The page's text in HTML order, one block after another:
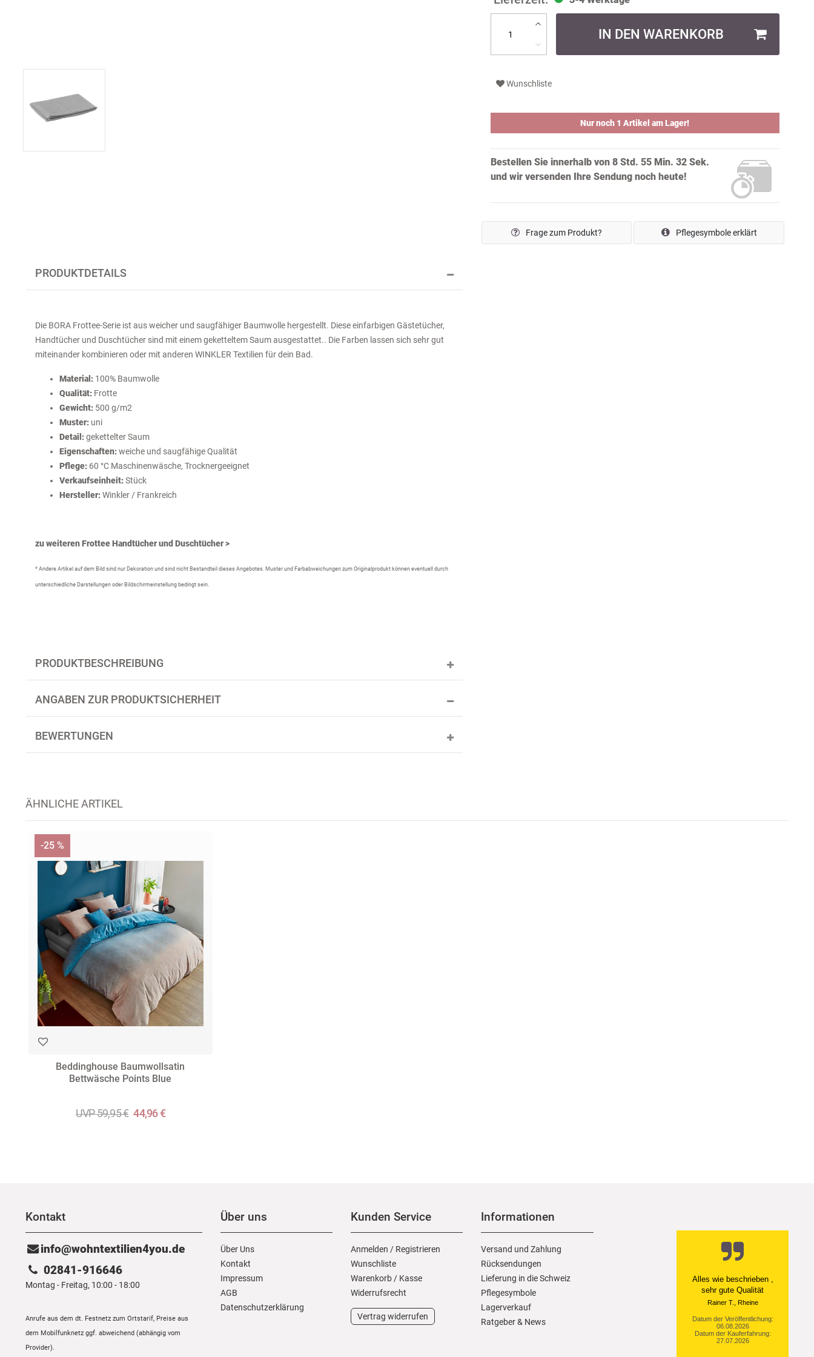
IN DEN WARENKORB
Wunschliste
Nur noch 1 Artikel am Lager!
Bestellen Sie innerhalb von 8 Std. 55 Min. 31 Sek.
und wir versenden Ihre Sendung noch heute!
Frage zum Produkt? Pflegesymbole erklärt
PRODUKTDETAILS
Die BORA Frottee-Serie ist aus weicher und saugfähiger Baumwolle hergestellt. Diese einfarbigen Gästetücher,
Handtücher und Duschtücher sind mit einem geketteltem Saum ausgestattet.. Die Farben lassen sich sehr gut
miteinander kombinieren oder mit anderen WINKLER Textilien für dein Bad.
Material:100% Baumwolle
Qualität:Frotte
Gewicht:500 g/m2
Muster:uni
Detail:gekettelter Saum
Eigenschaften:weiche und saugfähige Qualität
Pflege:60 °C Maschinenwäsche, Trocknergeeignet
Verkaufseinheit:Stück
Hersteller:Winkler / Frankreich
zu weiteren Frottee Handtücher und Duschtücher >
* Andere Artikel auf dem Bild sind nur Dekoration und sind nicht Bestandteil dieses Angebotes. Muster und Farbabweichungen zum Originalprodukt können eventuell durch
unterschiedliche Darstellungen oder Bildschirmeinstellung bedingt sein.
PRODUKTBESCHREIBUNG
ANGABEN ZUR PRODUKTSICHERHEIT
BEWERTUNGEN
ÄHNLICHE ARTIKEL
Beddinghouse Baumwollsatin
Bettwäsche Points Blue
UVP 59,95 € 44,96 €
-25 %
Kontakt
info@wohntextilien4you.de
02841-916646
Montag - Freitag, 10:00 - 18:00
Anrufe aus dem dt. Festnetz zum Ortstarif, Preise aus
dem Mobilfunknetz ggf. abweichend (abhängig vom
Provider).
Über uns
Über Uns
Kontakt
Impressum
AGB
Daten­schutz­erklärung
Kunden Service
Anmelden / Registrieren
Wunschliste
Warenkorb / Kasse
Widerrufs­recht
Vertrag widerrufen
Informationen
Versand und Zahlung
Rücksendungen
Lieferung in die Schweiz
Pflegesymbole
Lagerverkauf
Ratgeber & News
Ein einfach toller Service
- prompte Lieferung und
sogar mit Pflegehinweis!
Datum der Veröffentlichung:
05.08.2026
Datum der Kauferfahrung:
29.07.2026